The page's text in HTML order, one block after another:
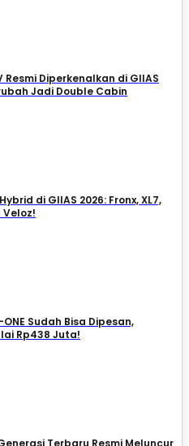
Resmi Diperkenalkan di GIIAS
Jadi Double Cabin
di GIIAS 2026: Fronx, XL7,
Veloz!
Sudah Bisa Dipesan,
Rp438 Juta!